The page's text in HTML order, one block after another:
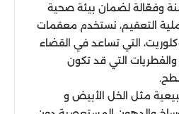
وفعّالة لضمان بيئة صحية
التعقيم، نستخدم معقمات
التي تساعد في القضاء
والفطريات التي قد تكون
مثل الخل الأبيض و